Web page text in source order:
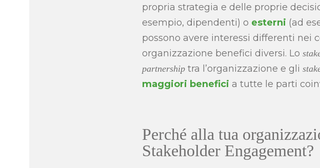
propria strategia e delle proprie
esempio, dipendenti) o esterni (ad
possono avere interessi differenti nei
organizzazione benefici diversi. Lo
partnership tra l’organizzazione e gli
maggiori benefici a tutte le parti
Perché alla tua
Stakeholder Engagement?